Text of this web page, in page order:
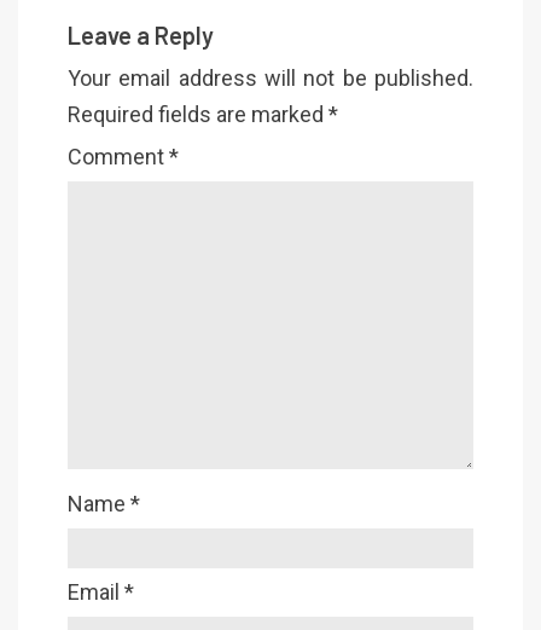
Leave a Reply
Your email address will not be published.
Required fields are marked *
Comment*
Name *
Email *